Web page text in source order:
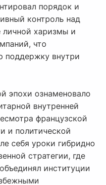
порядок и
контроль над
личной харизмы и
что
поддержку внутри
эпохи ознаменовало
внутренней
французской
и политической
себя уроки гибридно
стратегии, где
институции